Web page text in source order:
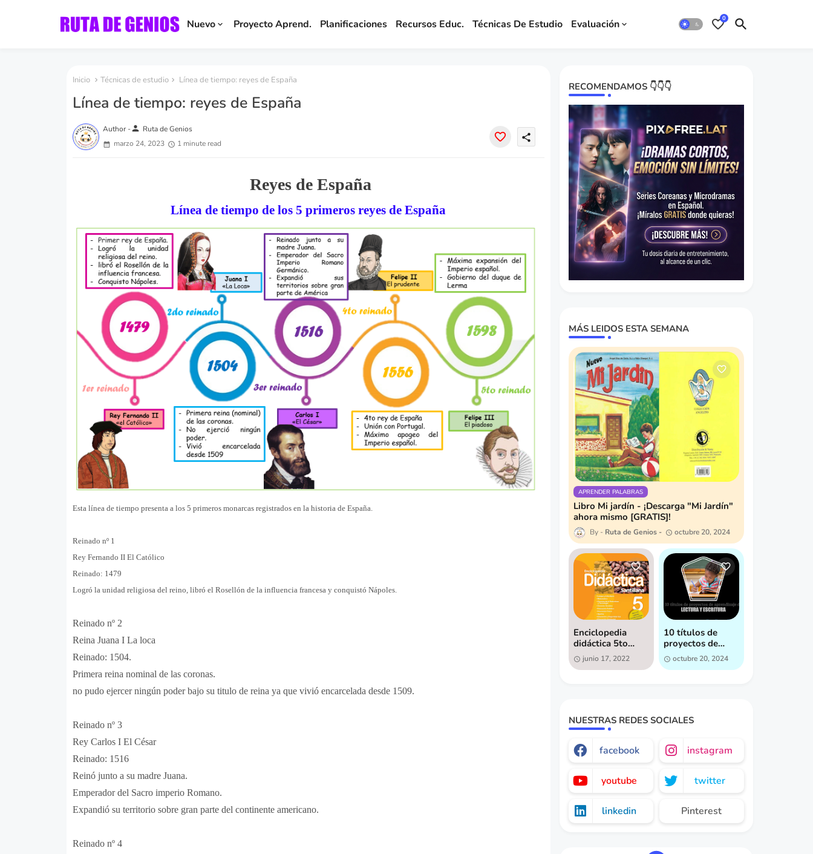
Nuevo Proyecto Aprend. Planificaciones Recursos Educ. Técnicas De Estudio Evaluación 0
Inicio Técnicas de estudio Línea de tiempo: reyes de España
Línea de tiempo: reyes de España
Author -person Ruta de Genios
marzo 24, 2023
1 minute read
share
Reyes de España
Línea de tiempo de los 5 primeros reyes de España
Esta línea de tiempo presenta a los 5 primeros monarcas registrados en la historia de España.
Reinado nº 1
Rey Fernando II El Católico
Reinado: 1479
Logró la unidad religiosa del reino, libró el Rosellón de la influencia francesa y conquistó Nápoles.
Reinado nº 2
Reina Juana I La loca
Reinado: 1504.
Primera reina nominal de las coronas.
no pudo ejercer ningún poder bajo su titulo de reina ya que vivió encarcelada desde 1509.
Reinado nº 3
Rey Carlos I El César
Reinado: 1516
Reinó junto a su madre Juana.
Emperador del Sacro imperio Romano.
Expandió su territorio sobre gran parte del continente americano.
Reinado nº 4
RECOMENDAMOS 👇👇👇
MÁS LEIDOS ESTA SEMANA
APRENDER PALABRAS
Libro Mi jardín - ¡Descarga "Mi Jardín"
ahora mismo [GRATIS]!
Ruta de Genios octubre 20, 2024
Enciclopedia
didáctica 5to
grado - Descarga
gratis
junio 17, 2022
10 títulos de
proyectos de
aprendizaje de
lectura y
interés en la
de Genios
octubre 20, 2024
NUESTRAS REDES SOCIALES
facebook instagram
youtube twitter
linkedin Pinterest